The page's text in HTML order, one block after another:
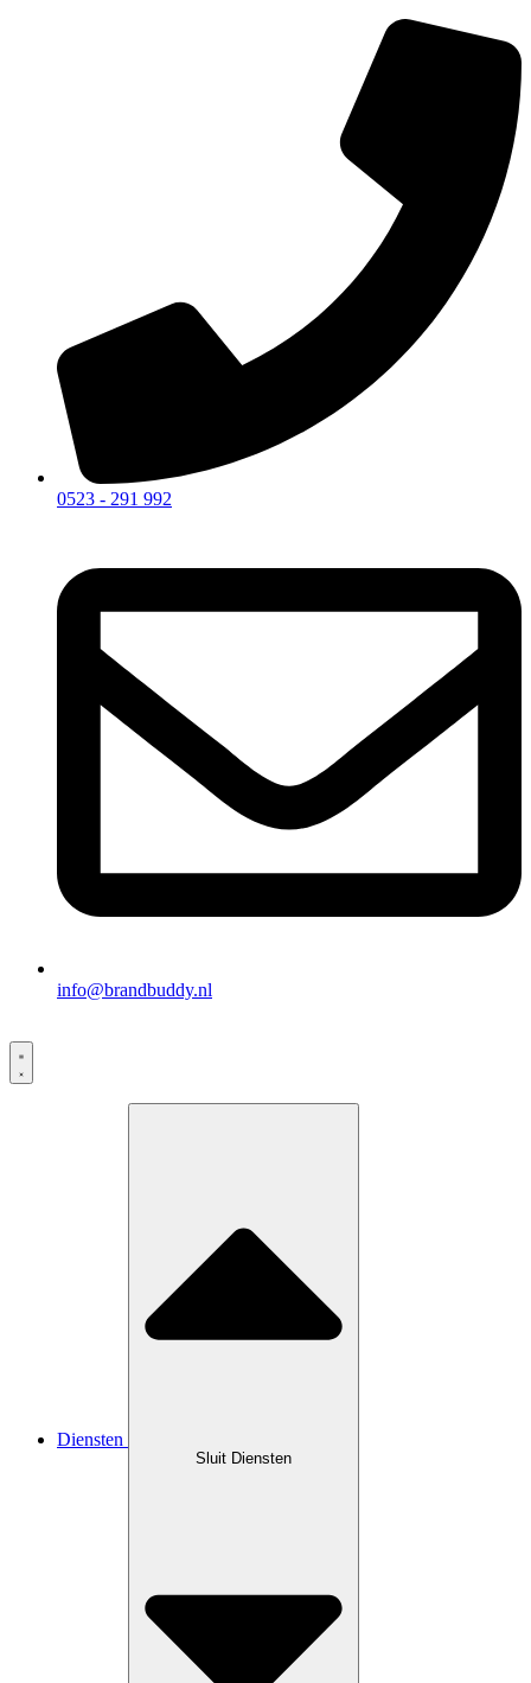
0523 - 291 992
info@brandbuddy.nl
Diensten
Sluit Diensten